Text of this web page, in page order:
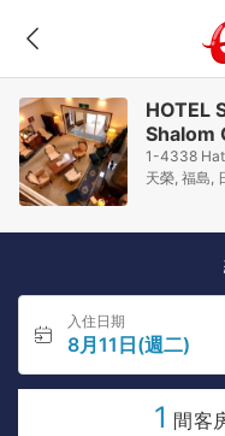
HOTEL
Shalom
1-4338
天榮, 福島,
入住日期
8月11日(週二)
1 間客